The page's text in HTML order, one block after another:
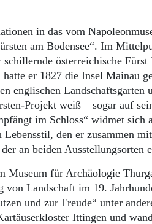
in das vom
am Bodensee“. Im
österreichische
er 1827 die Insel Mainau
englischen Landschaftsgarten
Projekt weiß – sogar auf
im Schloss“ widmet sich
den er zusammen
an beiden Ausstellungsorten
Museum für Archäologie
von Landschaft im 19.
und zur Freude“ unter
Ittingen und